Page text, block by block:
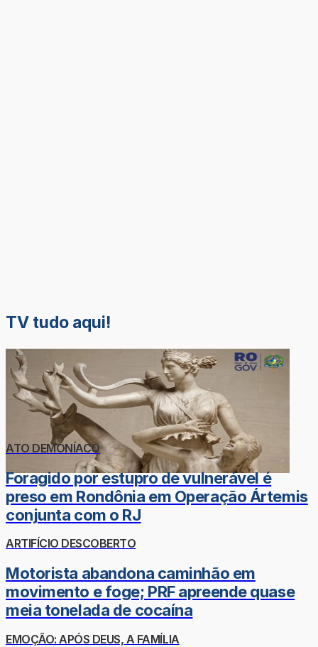
TV tudo aqui!
ATO DEMONÍACO
Foragido por estupro de vulnerável é
preso em Rondônia em Operação Ártemis
conjunta com o RJ
ARTIFÍCIO DESCOBERTO
Motorista abandona caminhão em
movimento e foge; PRF apreende quase
meia tonelada de cocaína
EMOÇÃO: APÓS DEUS, A FAMÍLIA